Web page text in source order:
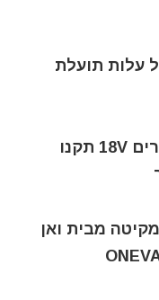
עלות תועלת
את המפוח של ONEVAN למקיטרים 18V תקנו
מבית ואן